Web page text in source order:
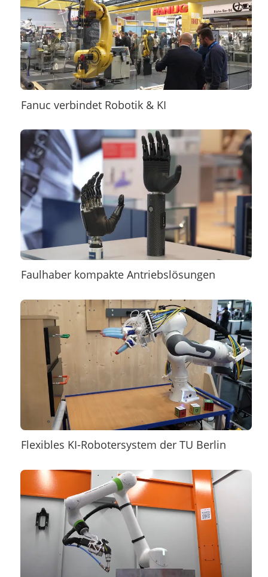
Fanuc verbindet Robotik & KI
Faulhaber kompakte Antriebslösungen
Flexibles KI-Robotersystem der TU Berlin